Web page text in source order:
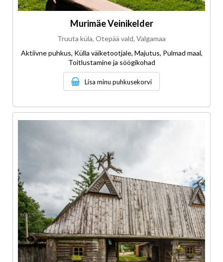
Murimäe Veinikelder
Truuta küla, Otepää vald, Valgamaa
Aktiivne puhkus, Külla väiketootjale, Majutus, Pulmad maal,
Toitlustamine ja söögikohad
Lisa minu puhkusekorvi